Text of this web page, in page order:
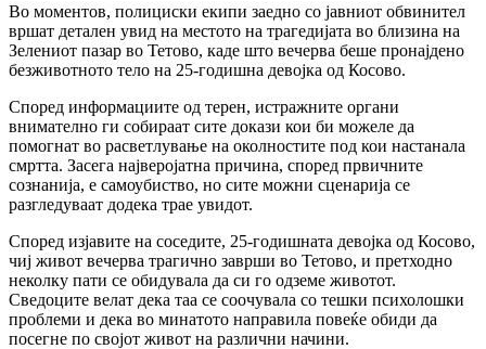
Во моментов, полициски екипи заедно со јавниот обвинител
вршат деталeн увид на местото на трагедијата во близина на
Зелениот пазар во Тетово, каде што вечерва беше пронајдено
безживотното тело на 25-годишна девојка од Косово.
Според информациите од терен, истражните органи
внимателно ги собираат сите докази кои би можеле да
помогнат во расветлување на околностите под кои настанала
смртта. Засега најверојатна причина, според првичните
сознанија, е самоубиство, но сите можни сценарија се
разгледуваат додека трае увидот.
Според изјавите на соседите, 25-годишната девојка од Косово,
чиј живот вечерва трагично заврши во Тетово, и претходно
неколку пати се обидувала да си го одземе животот.
Сведоците велат дека таа се соочувала со тешки психолошки
проблеми и дека во минатото направила повеќе обиди да
посегне по својот живот на различни начини.